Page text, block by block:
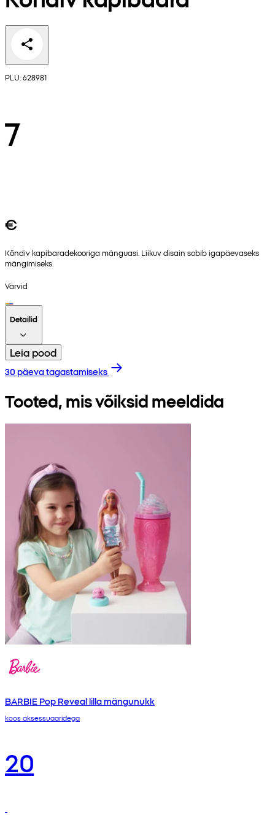
PLU: 628981
7
€
Kõndiv kapibaradekooriga mänguasi. Liikuv disain sobib igapäevaseks
mängimiseks.
Värvid
Detailid
Leia pood
30 päeva tagastamiseks
Tooted, mis võiksid meeldida
BARBIE Pop Reveal lilla mängunukk
koos aksessuaaridega
20